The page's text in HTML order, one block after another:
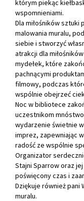
którym piekąc
wspomnieniami.
Dla miłośników
malowania muralu,
siebie i stworzyć
atrakcji dla
mydełek, które
pachnącymi
filmowy, podczas
wspólnie obejrzeć
Noc w bibliotece
uczestnikom
wydarzenie świetnie
imprez, zapewniając
radość ze wspólnie
Organizator
Stajni Sparrow oraz
poświęcony czas i
Dziękuje również pani
muralu.